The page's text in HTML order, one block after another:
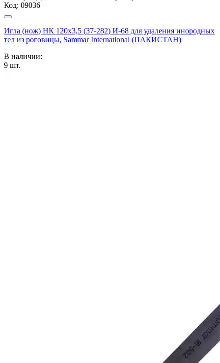
Код: 09036
Игла (нож) НК 120х3,5 (37-282) И-68 для удаления инородных
тел из роговицы, Sammar International (ПАКИСТАН)
В наличии:
9 шт.